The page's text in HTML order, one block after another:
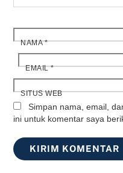
NAMA*
EMAIL*
SITUS WEB
Simpan nama, email,
ini untuk komentar saya